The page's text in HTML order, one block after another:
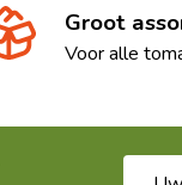
Groot
Voor alle